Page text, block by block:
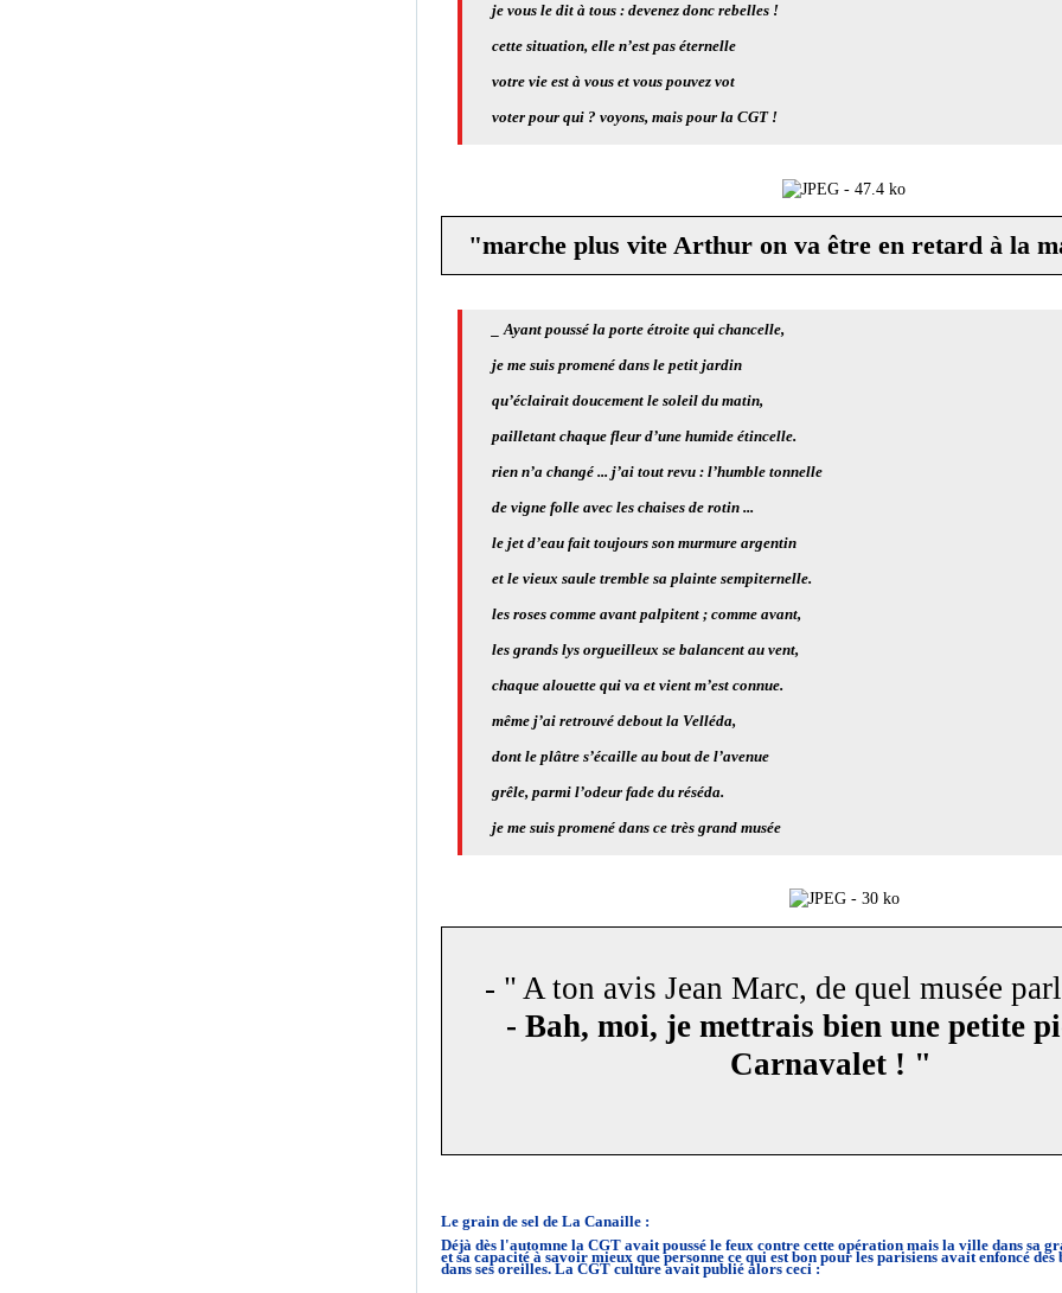
je vous le dit à tous : devenez donc rebelles !
cette situation, elle n’est pas éternelle
votre vie est à vous et vous pouvez vot
voter pour qui ? voyons, mais pour la CGT !
"marche plus vite Arthur on va être en retard à la
_ Ayant poussé la porte étroite qui chancelle,
je me suis promené dans le petit jardin
qu’éclairait doucement le soleil du matin,
pailletant chaque fleur d’une humide étincelle.
rien n’a changé ... j’ai tout revu : l’humble tonnelle
de vigne folle avec les chaises de rotin ...
le jet d’eau fait toujours son murmure argentin
et le vieux saule tremble sa plainte sempiternelle.
les roses comme avant palpitent ; comme avant,
les grands lys orgueilleux se balancent au vent,
chaque alouette qui va et vient m’est connue.
même j’ai retrouvé debout la Velléda,
dont le plâtre s’écaille au bout de l’avenue
grêle, parmi l’odeur fade du réséda.
je me suis promené dans ce très grand musée
- " A ton avis Jean Marc, de quel musée
- Bah, moi, je mettrais bien une petite
Carnavalet ! "
Le grain de sel de La Canaille :
Déjà dès l'automne la CGT avait poussé le feux contre cette opération mais la ville dans sa
et sa capacité à savoir mieux que personne ce qui est bon pour les parisiens avait enfoncé des
dans ses oreilles. La CGT culture avait publié alors ceci :